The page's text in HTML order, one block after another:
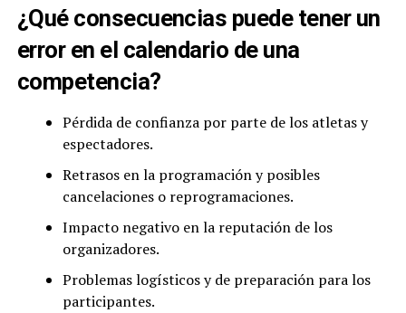
¿Qué consecuencias puede tener un
error en el calendario de una
competencia?
Pérdida de confianza por parte de los atletas y
espectadores.
Retrasos en la programación y posibles
cancelaciones o reprogramaciones.
Impacto negativo en la reputación de los
organizadores.
Problemas logísticos y de preparación para los
participantes.